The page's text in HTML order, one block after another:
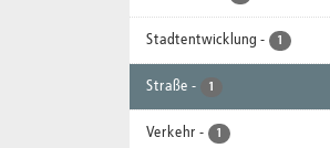
Stadtentwicklung - 1
Straße - 1
Verkehr - 1